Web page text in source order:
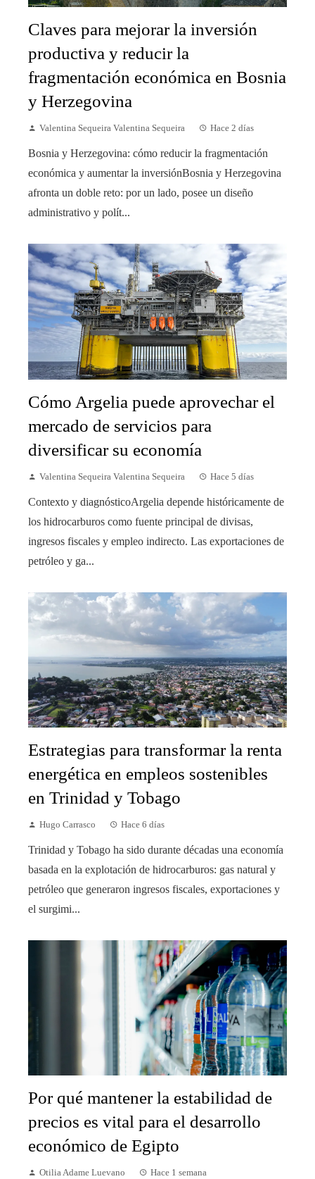
Claves para mejorar la inversión
productiva y reducir la
fragmentación económica en Bosnia
y Herzegovina
Valentina Sequeira Valentina Sequeira Hace 2 días
Bosnia y Herzegovina: cómo reducir la fragmentación
económica y aumentar la inversiónBosnia y Herzegovina
afronta un doble reto: por un lado, posee un diseño
administrativo y polít...
Cómo Argelia puede aprovechar el
mercado de servicios para
diversificar su economía
Valentina Sequeira Valentina Sequeira Hace 5 días
Contexto y diagnósticoArgelia depende históricamente de
los hidrocarburos como fuente principal de divisas,
ingresos fiscales y empleo indirecto. Las exportaciones de
petróleo y ga...
Estrategias para transformar la renta
energética en empleos sostenibles
en Trinidad y Tobago
Hugo Carrasco Hace 6 días
Trinidad y Tobago ha sido durante décadas una economía
basada en la explotación de hidrocarburos: gas natural y
petróleo que generaron ingresos fiscales, exportaciones y
el surgimi...
Por qué mantener la estabilidad de
precios es vital para el desarrollo
económico de Egipto
Otilia Adame Luevano Hace 1 semana